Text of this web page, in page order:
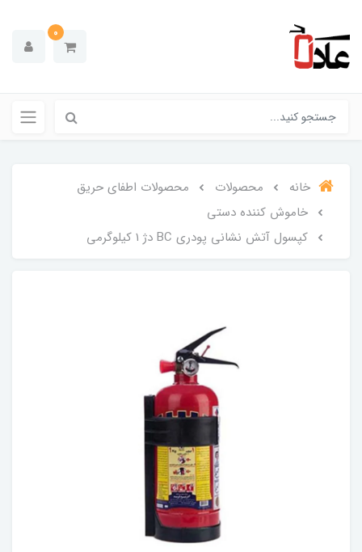
0
خانه محصولات
محصولات اطفای حریق
خاموش کننده دستی
کپسول آتش نشانی پودری BC دژ 1 کیلوگرمی